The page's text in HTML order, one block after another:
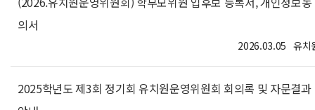
의서
유치
2026.03.05
2025학년도 제3회 정기회 유치원운영위원회 회의록 및 자문결과